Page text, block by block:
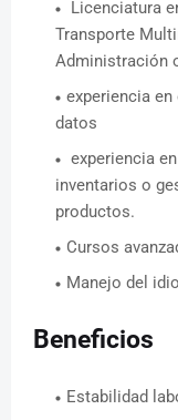
Licenciatura
Transporte
Administración
experiencia
datos
experiencia
inventarios o
productos.
Cursos
Manejo del
Beneficios
Estabilidad